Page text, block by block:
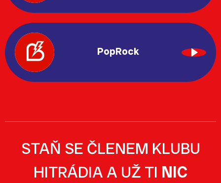
PopRock
STAŇ SE ČLENEM KLUBU
HITRÁDIA A UŽ TI NIC